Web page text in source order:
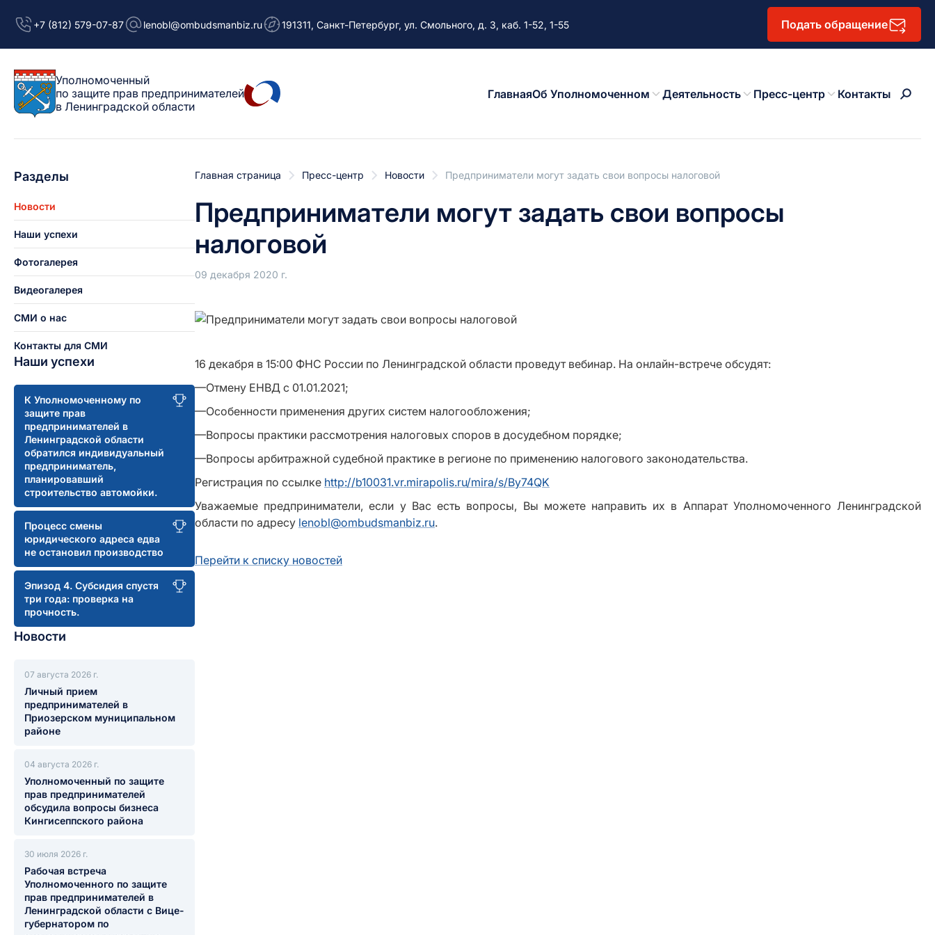
+7 (812) 579-07-87 lenobl@ombudsmanbiz.ru 191311, Санкт-Петербург, ул. Смольного, д. 3, каб. 1-52, 1-55 Подать обращение
Уполномоченный
по защите прав предпринимателей
в Ленинградской области
ГлавнаяОб Уполномоченном Деятельность Пресс-центр Контакты
Разделы
Новости
Наши успехи
Фотогалерея
Видеогалерея
СМИ о нас
Контакты для СМИ
Наши успехи
К Уполномоченному по
защите прав
предпринимателей в
Ленинградской области
обратился индивидуальный
предприниматель,
планировавший
строительство автомойки.
Процесс смены
юридического адреса едва
не остановил производство
Эпизод 4. Субсидия спустя
три года: проверка на
прочность.
Новости
07 августа 2026 г.
Личный прием
предпринимателей в
Приозерском муниципальном
районе
04 августа 2026 г.
Уполномоченный по защите
прав предпринимателей
обсудила вопросы бизнеса
Кингисеппского района
30 июля 2026 г.
Рабочая встреча
Уполномоченного по защите
прав предпринимателей в
Ленинградской области с Вице-
губернатором по
Главная страница Пресс-центр Новости Предприниматели могут задать свои вопросы налоговой
Предприниматели могут задать свои вопросы
налоговой
09 декабря 2020 г.
16 декабря в 15:00 ФНС России по Ленинградской области проведут вебинар. На онлайн-встрече обсудят:
—Отмену ЕНВД с 01.01.2021;
—Особенности применения других систем налогообложения;
—Вопросы практики рассмотрения налоговых споров в досудебном порядке;
—Вопросы арбитражной судебной практике в регионе по применению налогового законодательства.
Регистрация по ссылке http://b10031.vr.mirapolis.ru/mira/s/By74QK
Уважаемые предприниматели, если у Вас есть вопросы, Вы можете направить их в Аппарат Уполномоченного Ленинградской
области по адресу lenobl@ombudsmanbiz.ru.
Перейти к списку новостей